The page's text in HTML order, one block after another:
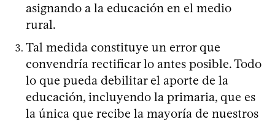
asignando a la educación en el medio
rural.
Tal medida constituye un error que
convendría rectificar lo antes posible. Todo
lo que pueda debilitar el aporte de la
educación, incluyendo la primaria, que es
la única que recibe la mayoría de nuestros